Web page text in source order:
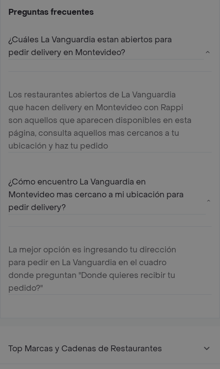
Preguntas frecuentes
¿Cuáles La Vanguardia estan abiertos para
pedir delivery en Montevideo?
Los restaurantes abiertos de La Vanguardia
que hacen delivery en Montevideo con Rappi
son aquellos que aparecen disponibles en esta
página, consulta aquellos mas cercanos a tu
ubicación y haz tu pedido
¿Cómo encuentro La Vanguardia en
Montevideo mas cercano a mi ubicación para
pedir delivery?
La mejor opción es ingresando tu dirección
para pedir en La Vanguardia en el cuadro
donde preguntan "Donde quieres recibir tu
pedido?"
Top Marcas y Cadenas de Restaurantes